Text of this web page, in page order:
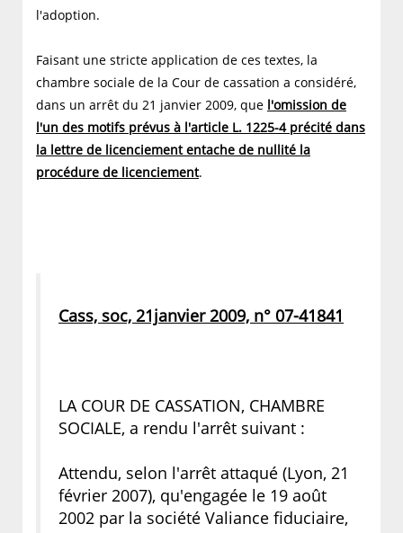
l'adoption.
Faisant une stricte application de ces textes, la
chambre sociale de la Cour de cassation a considéré,
dans un arrêt du 21 janvier 2009, que l'omission de
l'un des motifs prévus à l'article L. 1225-4 précité dans
la lettre de licenciement entache de nullité la
procédure de licenciement.
Cass, soc, 21janvier 2009, n° 07-41841
LA COUR DE CASSATION, CHAMBRE
SOCIALE, a rendu l'arrêt suivant :
Attendu, selon l'arrêt attaqué (Lyon, 21
février 2007), qu'engagée le 19 août
2002 par la société Valiance fiduciaire,